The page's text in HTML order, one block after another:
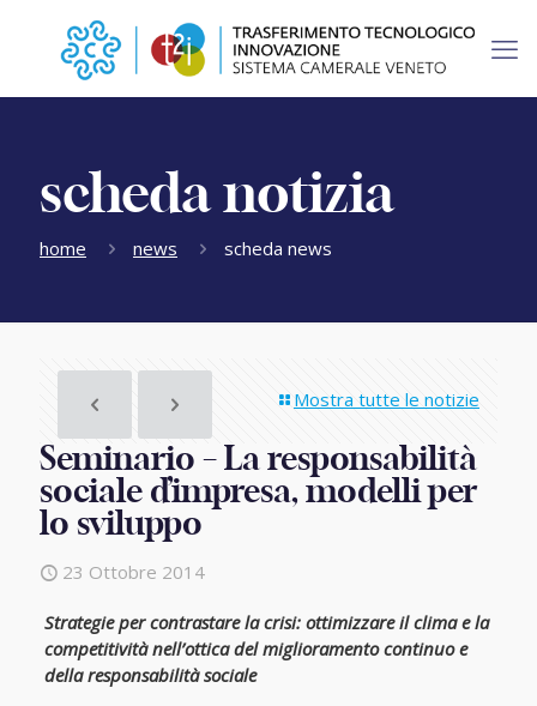
scheda notizia
home news scheda news
Mostra tutte le notizie
Seminario – La responsabilità
sociale d’impresa, modelli per
lo sviluppo
23 Ottobre 2014
Strategie per contrastare la crisi: ottimizzare il clima e la
competitività nell’ottica del miglioramento continuo e
della responsabilità sociale